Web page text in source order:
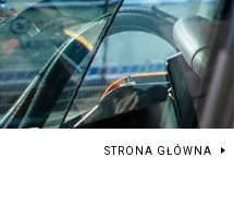
STRONA GŁÓWNA